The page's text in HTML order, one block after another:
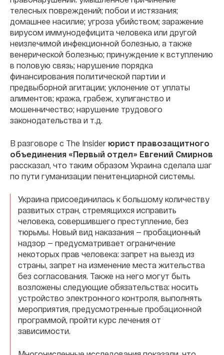
телесных повреждений; побои и истязания;
домашнее насилие; угроза убийством; заражение
вирусом иммунодефицита человека или другой
неизлечимой инфекционной болезнью, а также
венерической болезнью; принуждение к вступлению
в половую связь; нарушение порядка
финансирования политической партии и
предвыборной агитации; уклонение от уплаты
алиментов; кража, грабеж, хулиганство и
мошенничество; нарушение трудового
законодательства и т.д.
В разговоре с The Insider юрист правозащитного
объединения «Первый отдел» Евгений Смирнов
рассказал, что таким образом Украина сделала шаг
по пути гуманизации пенитенциарной системы.
Украина присоединилась к большому количеству
развитых стран, стремящихся исправить
человека, совершившего преступление, без
тюрьмы. Новый вид наказания — пробационный
надзор — предусматривает ограничение
некоторых прав человека: запрет на выезд из
страны, запрет на изменение места жительства
без согласования. Также на него могут быть
возложены следующие обязательства: носить
устройство электронного контроля, выполнять
мероприятия, предусмотренные пробационной
программой, пройти курс лечения от
зависимости.